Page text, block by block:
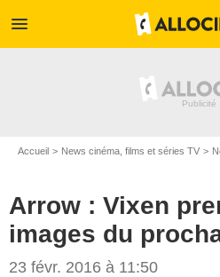
menu
Accueil News cinéma, films et séries TV
Arrow : Vixen
images du
23 févr. 2016 à 11:50